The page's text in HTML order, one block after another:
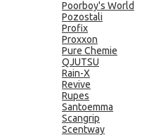
Poorboy's World
Pozostali
Profix
Proxxon
Pure Chemie
QJUTSU
Rain-X
Revive
Rupes
Santoemma
Scangrip
Scentway